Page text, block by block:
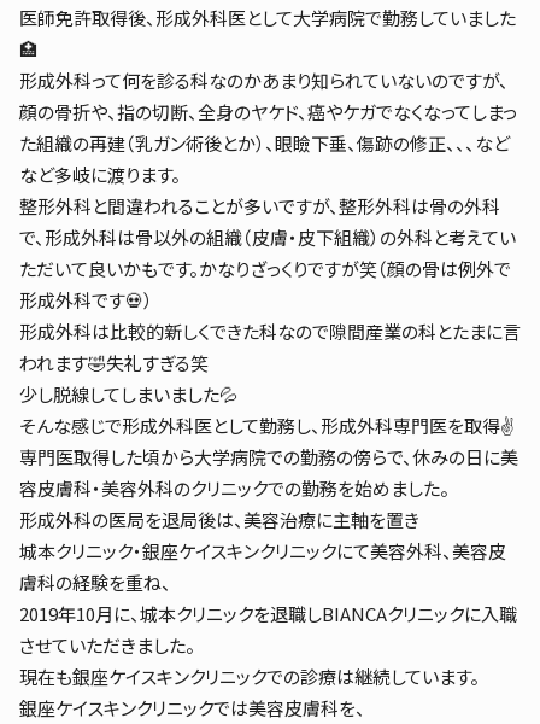
医師免許取得後、形成外科医として大学病院で勤務していました
🏥
形成外科って何を診る科なのかあまり知られていないのですが、
顔の骨折や、指の切断、全身のヤケド、癌やケガでなくなってしまっ
た組織の再建（乳ガン術後とか）、眼瞼下垂、傷跡の修正、、、など
など多岐に渡ります。
整形外科と間違われることが多いですが、整形外科は骨の外科
で、形成外科は骨以外の組織（皮膚・皮下組織）の外科と考えてい
ただいて良いかもです。かなりざっくりですが笑（顔の骨は例外で
形成外科です💀）
形成外科は比較的新しくできた科なので隙間産業の科とたまに言
われます🤣失礼すぎる笑
少し脱線してしまいました💦
そんな感じで形成外科医として勤務し、形成外科専門医を取得✌️
専門医取得した頃から大学病院での勤務の傍らで、休みの日に美
容皮膚科・美容外科のクリニックでの勤務を始めました。
形成外科の医局を退局後は、美容治療に主軸を置き
城本クリニック・銀座ケイスキンクリニックにて美容外科、美容皮
膚科の経験を重ね、
2019年10月に、城本クリニックを退職しBIANCAクリニックに入職
させていただきました。
現在も銀座ケイスキンクリニックでの診療は継続しています。
銀座ケイスキンクリニックでは美容皮膚科を、